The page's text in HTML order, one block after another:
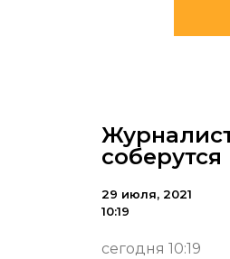
29 июля, 2021
10:19
сегодня 10:19